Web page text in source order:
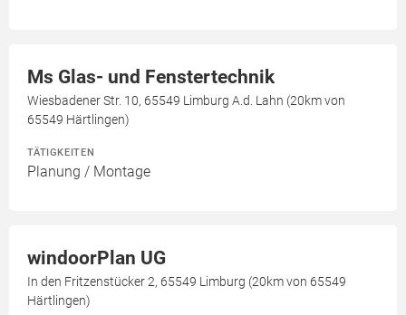
Ms Glas- und Fenstertechnik
Wiesbadener Str. 10, 65549 Limburg A.d. Lahn (20km von
65549 Härtlingen)
TÄTIGKEITEN
Planung / Montage
windoorPlan UG
In den Fritzenstücker 2, 65549 Limburg (20km von 65549
Härtlingen)